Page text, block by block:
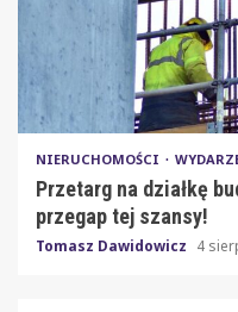
NIERUCHOMOŚCI
Przetarg na działkę
przegap tej szansy!
Tomasz Dawidowicz 4